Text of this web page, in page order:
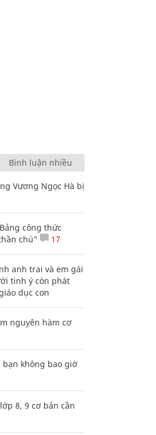
Bình luận nhiều
Vương Ngọc Hà bị
công thức
chú"
17
anh trai và em gái
tinh ý còn phát
dục con
nguyên hàm cơ
bạn không bao giờ
8, 9 cơ bản cần